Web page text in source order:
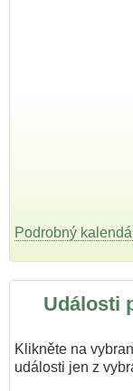
Podrobný
Události
Klikněte na
události jen z